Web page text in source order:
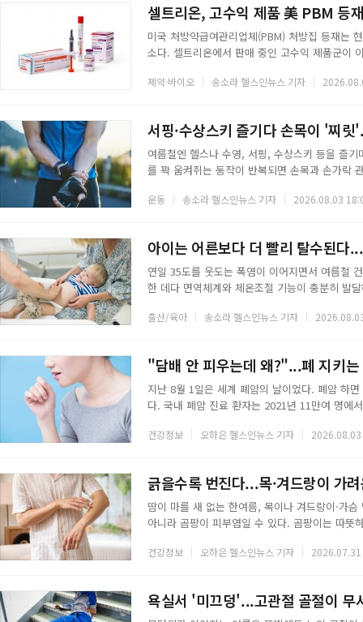
셀트리온, 고수익 제품 美 PBM 등
미국 처방약급여관리업체(PBM) 처방집 등재는
소다. 셀트리온에서 판매 중인 고수익 제품군이
텀'(Optum) 등 미국 3대 PBM 사보험 처방집에
제약·바이오 송소라 헬스인뉴스 기자
서핑·수상스키 즐기다 손목이 '찌
여름철엔 헬스나 수영, 서핑, 수상스키 등을 즐
를 꽉 움켜쥐는 동작이 반복되면 손목과 손가락
담당하는 주요 말초 신경인 정중신경이 압박받
운동 송소라 헬스인뉴스 기자 2026.08.03
아이는 어른보다 더 빨리 탈수된다
연일 35도를 웃도는 폭염이 이어지면서 여름철
한 데다 면역체계와 체온조절 기능이 충분히 발
와 구토가 반복되면 몸속 수분과 전해질이 빠르
출산/육아 송소라 헬스인뉴스 기자
"담배 안 피우는데 왜?"...폐 지키는
지난 8월 1일은 세계 폐암의 날이었다. 폐암 하
다. 국내 폐암 진료 환자는 2021년 11만여 명에
를 멀리해도 안심할 수 없다는 뜻이다.◇ 담배를
건강정보 오하은 헬스인뉴스 기자
긁을수록 번진다...목·겨드랑이 가
땀이 마를 새 없는 한여름, 목이나 겨드랑이·가
아니라 곰팡이 피부염일 수 있다. 곰팡이는 따뜻
크게 둘로 나뉜다. 하나는 어루러기다. 말라세지
건강정보 오하은 헬스인뉴스 기자
욕실서 '미끄덩'...고관절 골절이 무